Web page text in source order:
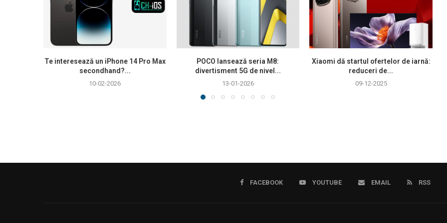
Te interesează un iPhone 14 Pro Max
secondhand?...
10-02-2026
POCO lansează seria M8:
divertisment 5G de nivel...
13-01-2026
Xiaomi dă startul ofertelor de iarnă:
reduceri de...
09-12-2025
FACEBOOK YOUTUBE EMAIL RSS